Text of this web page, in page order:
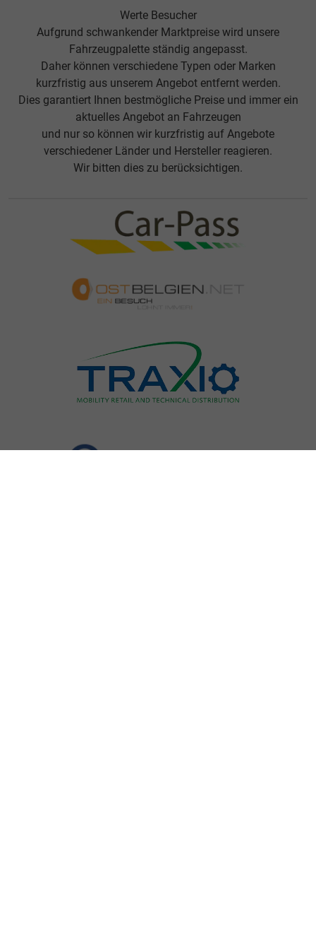
Werte Besucher
Aufgrund schwankender Marktpreise wird unsere
Fahrzeugpalette ständig angepasst.
Daher können verschiedene Typen oder Marken
kurzfristig aus unserem Angebot entfernt werden.
Dies garantiert Ihnen bestmögliche Preise und immer ein
aktuelles Angebot an Fahrzeugen
und nur so können wir kurzfristig auf Angebote
verschiedener Länder und Hersteller reagieren.
Wir bitten dies zu berücksichtigen.